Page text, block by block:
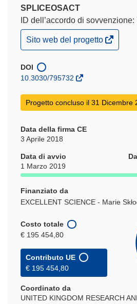
SPLICEOSACT
ID dell’accordo di
(si
apre
una
nuova
Sito web del progetto
DOI
10.3030/795732
Progetto concluso il 31 Dicembre
Data della firma CE
3 Aprile 2018
Data di avvio
1 Marzo 2019
Finanziato da
EXCELLENT SCIENCE - Marie
Costo totale
€ 195 454,80
Contributo UE
€ 195 454,80
Coordinato da
UNITED KINGDOM RESEARCH